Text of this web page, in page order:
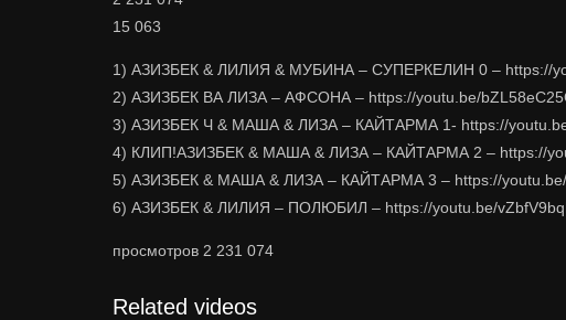
15 063
1) АЗИЗБЕК & ЛИЛИЯ & МУБИНА – СУПЕРКЕЛИН 0 – https://
2) АЗИЗБЕК ВА ЛИЗА – АФСОНА – https://youtu.be/
3) АЗИЗБЕК Ч & МАША & ЛИЗА – КАЙТАРМА 1- https://
4) КЛИП!АЗИЗБЕК & МАША & ЛИЗА – КАЙТАРМА 2 – https://
5) АЗИЗБЕК & МАША & ЛИЗА – КАЙТАРМА 3 – https://youtu.be/
6) АЗИЗБЕК & ЛИЛИЯ – ПОЛЮБИЛ – https://youtu.be/
просмотров 2 231 074
Related videos